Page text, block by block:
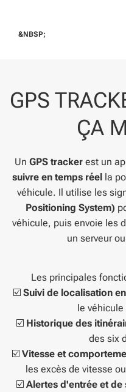
&NBSP;
GPS
ÇA
Un GPS trackerest un
suivre en temps réel
la
véhicule. Il utilise les
Positioning System)
véhicule, puis envoie les
un serveur
Les principales
☑️ Suivi de localisation
le
☑️ Historique des
des six
☑️ Vitesse et
les excès de vitesse
☑️ Alertes d'entrée et